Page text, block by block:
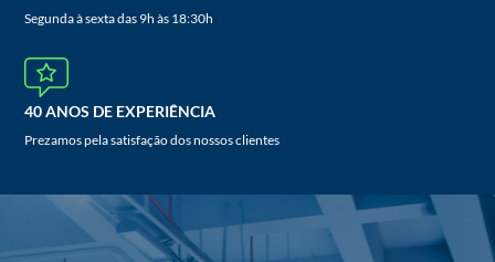
Segunda à sexta das 9h às 18:30h
40 ANOS DE EXPERIÊNCIA
Prezamos pela satisfação dos nossos clientes